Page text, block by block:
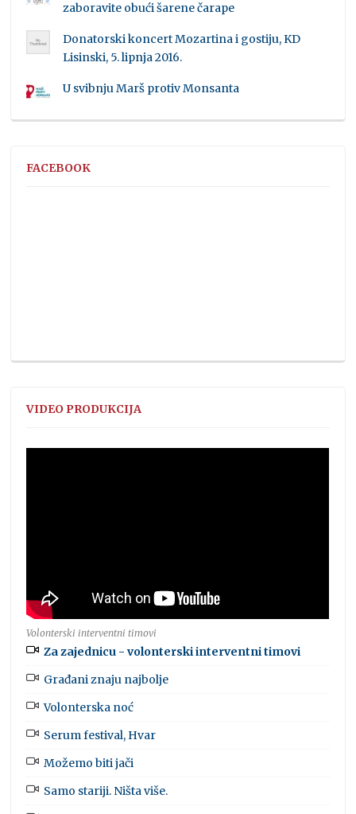
zaboravite obući šarene čarape
Donatorski koncert Mozartina i gostiju, KD
Lisinski, 5. lipnja 2016.
U svibnju Marš protiv Monsanta
FACEBOOK
VIDEO PRODUKCIJA
Volonterski interventni timovi
Za zajednicu - volonterski interventni timovi
Građani znaju najbolje
Volonterska noć
Serum festival, Hvar
Možemo biti jači
Samo stariji. Ništa više.